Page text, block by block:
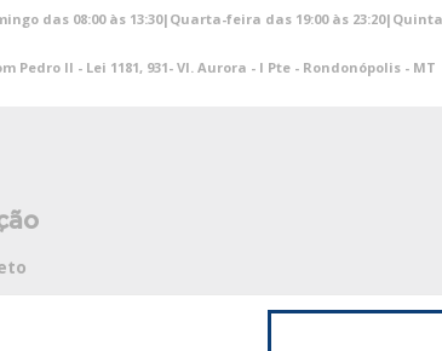
das 08:00 às 13:30|Quarta-feira das 19:00 às
Pedro II - Lei 1181, 931- Vl. Aurora - I Pte - Rondonópolis - MT